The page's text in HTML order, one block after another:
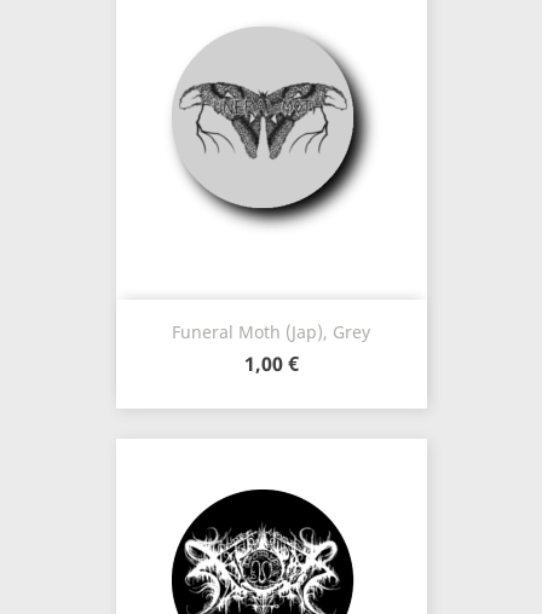
Funeral Moth (Jap), Grey
1,00 €